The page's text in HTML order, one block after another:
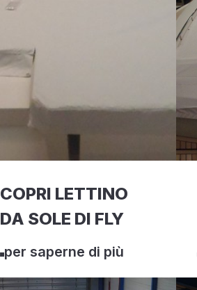
COPRI LETTINO
DA SOLE DI FLY
per saperne di più